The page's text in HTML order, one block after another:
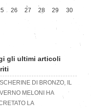
26 27 28 29 30
gli ultimi articoli
DI BRONZO, IL
MELONI HA
LA